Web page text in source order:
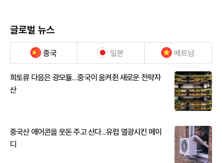
글로벌 뉴스
중국 일본 베트남
희토류 다음은 광모듈…중국이 움켜쥔 새로운 전략자
산
중국산 에어콘을 웃돈 주고 산다...유럽 열광시킨 메이
디